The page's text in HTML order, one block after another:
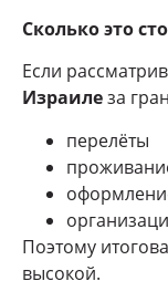
Сколько это
Если
Израилеза
перелёты
Поэтому
высокой.